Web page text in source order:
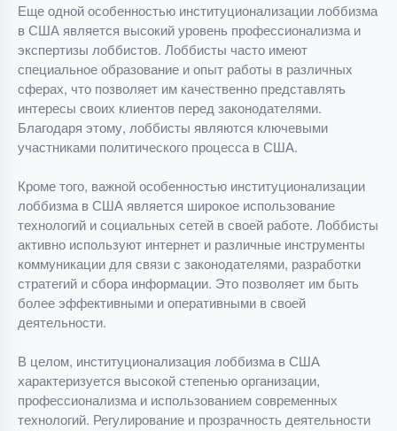
Еще одной особенностью институционализации лоббизма
в США является высокий уровень профессионализма и
экспертизы лоббистов. Лоббисты часто имеют
специальное образование и опыт работы в различных
сферах, что позволяет им качественно представлять
интересы своих клиентов перед законодателями.
Благодаря этому, лоббисты являются ключевыми
участниками политического процесса в США.
Кроме того, важной особенностью институционализации
лоббизма в США является широкое использование
технологий и социальных сетей в своей работе. Лоббисты
активно используют интернет и различные инструменты
коммуникации для связи с законодателями, разработки
стратегий и сбора информации. Это позволяет им быть
более эффективными и оперативными в своей
деятельности.
В целом, институционализация лоббизма в США
характеризуется высокой степенью организации,
профессионализма и использованием современных
технологий. Регулирование и прозрачность деятельности